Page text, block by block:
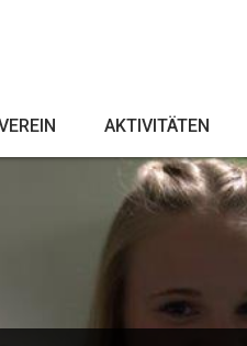
AKTIVITÄTEN